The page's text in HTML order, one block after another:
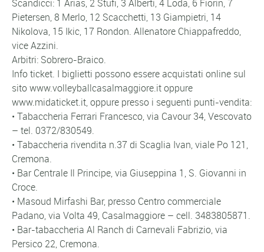
Scandicci: 1 Arias, 2 Stufi, 3 Alberti, 4 Loda, 6 Fiorin, 7
Pietersen, 8 Merlo, 12 Scacchetti, 13 Giampietri, 14
Nikolova, 15 Ikic, 17 Rondon. Allenatore Chiappafreddo,
vice Azzini.
Arbitri: Sobrero-Braico.
Info ticket. I biglietti possono essere acquistati online sul
sito www.volleyballcasalmaggiore.it oppure
www.midaticket.it, oppure presso i seguenti punti-vendita:
• Tabaccheria Ferrari Francesco, via Cavour 34, Vescovato
– tel. 0372/830549.
• Tabaccheria rivendita n.37 di Scaglia Ivan, viale Po 121,
Cremona.
• Bar Centrale Il Principe, via Giuseppina 1, S. Giovanni in
Croce.
• Masoud Mirfashi Bar, presso Centro commerciale
Padano, via Volta 49, Casalmaggiore – cell. 3483805871.
• Bar-tabaccheria Al Ranch di Carnevali Fabrizio, via
Persico 22, Cremona.